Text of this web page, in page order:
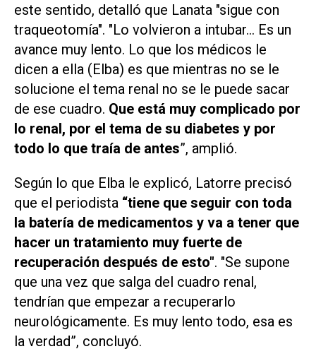
este sentido, detalló que Lanata "sigue con
traqueotomía". "Lo volvieron a intubar... Es un
avance muy lento. Lo que los médicos le
dicen a ella (Elba) es que mientras no se le
solucione el tema renal no se le puede sacar
de ese cuadro. Que está muy complicado por
lo renal, por el tema de su diabetes y por
todo lo que traía de antes”, amplió.
Según lo que Elba le explicó, Latorre precisó
que el periodista “tiene que seguir con toda
la batería de medicamentos y va a tener que
hacer un tratamiento muy fuerte de
recuperación después de esto". "Se supone
que una vez que salga del cuadro renal,
tendrían que empezar a recuperarlo
neurológicamente. Es muy lento todo, esa es
la verdad”, concluyó.